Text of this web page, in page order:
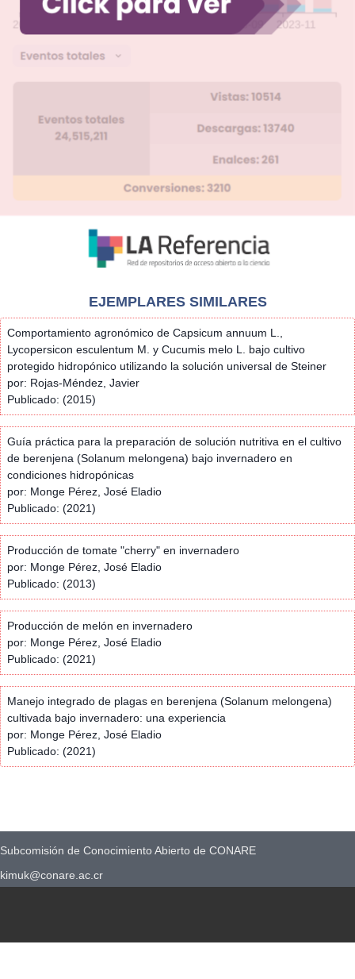
EJEMPLARES SIMILARES
Comportamiento agronómico de Capsicum annuum L.,
Lycopersicon esculentum M. y Cucumis melo L. bajo cultivo
protegido hidropónico utilizando la solución universal de Steiner
por: Rojas-Méndez, Javier
Publicado: (2015)
Guía práctica para la preparación de solución nutritiva en el cultivo
de berenjena (Solanum melongena) bajo invernadero en
condiciones hidropónicas
por: Monge Pérez, José Eladio
Publicado: (2021)
Producción de tomate "cherry" en invernadero
por: Monge Pérez, José Eladio
Publicado: (2013)
Producción de melón en invernadero
por: Monge Pérez, José Eladio
Publicado: (2021)
Manejo integrado de plagas en berenjena (Solanum melongena)
cultivada bajo invernadero: una experiencia
por: Monge Pérez, José Eladio
Publicado: (2021)
Subcomisión de Conocimiento Abierto de CONARE
kimuk@conare.ac.cr